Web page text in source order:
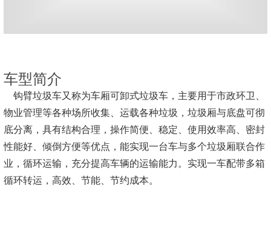
车型简介
钩臂垃圾车又称为车厢可卸式垃圾车，主要用于市政环卫、
物业管理等各种场所收集、运载各种垃圾，垃圾厢与底盘可彻
底分离，具有结构合理，操作简便、稳定、使用效率高、密封
性能好、倾倒方便等优点，能实现一台车与多个垃圾厢联合作
业，循环运输，充分提高车辆的运输能力。实现一车配带多箱
循环转运，高效、节能、节约成本。